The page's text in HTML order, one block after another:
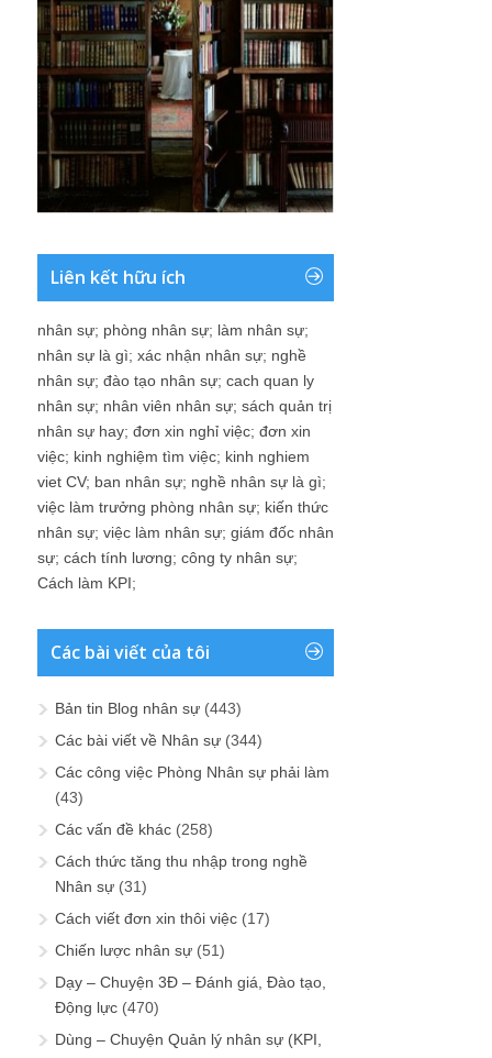
Liên kết hữu ích
nhân sự; phòng nhân sự; làm nhân sự;
nhân sự là gì; xác nhận nhân sự; nghề
nhân sự; đào tạo nhân sự; cach quan ly
nhân sự; nhân viên nhân sự; sách quản trị
nhân sự hay; đơn xin nghỉ việc; đơn xin
việc; kinh nghiệm tìm việc; kinh nghiem
viet CV; ban nhân sự; nghề nhân sự là gì;
việc làm trưởng phòng nhân sự; kiến thức
nhân sự; việc làm nhân sự; giám đốc nhân
sự; cách tính lương; công ty nhân sự;
Cách làm KPI;
Các bài viết của tôi
Bản tin Blog nhân sự (443)
Các bài viết về Nhân sự (344)
Các công việc Phòng Nhân sự phải làm
(43)
Các vấn đề khác (258)
Cách thức tăng thu nhập trong nghề
Nhân sự (31)
Cách viết đơn xin thôi việc (17)
Chiến lược nhân sự (51)
Dạy – Chuyện 3Đ – Đánh giá, Đào tạo,
Động lực (470)
Dùng – Chuyện Quản lý nhân sự (KPI,